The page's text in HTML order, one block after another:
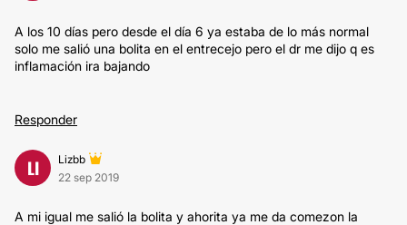
A los 10 días pero desde el día 6 ya estaba de lo más normal
solo me salió una bolita en el entrecejo pero el dr me dijo q es
inflamación ira bajando
Responder
LI
Lizbb
22 sep 2019
A mi igual me salió la bolita y ahorita ya me da comezon la